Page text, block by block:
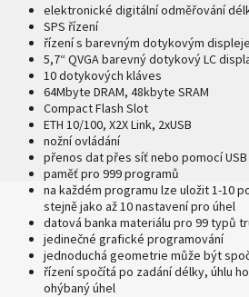
elektronické digitální odměřování
SPS řízení
řízení s barevným dotykovým
5,7“ QVGA barevný dotykový LC
10 dotykových kláves
64Mbyte DRAM, 48kbyte SRAM
Compact Flash Slot
ETH 10/100, X2X Link, 2xUSB
nožní ovládání
přenos dat přes síť nebo pomocí USB
paměť pro 999 programů
na každém programu lze uložit 1-10
stejně jako až 10 nastavení pro úhel
datová banka materiálu pro 99 typů
jedinečné grafické programování
jednoduchá geometrie může být
řízení spočítá po zadání délky, úhlu
ohýbaný úhel